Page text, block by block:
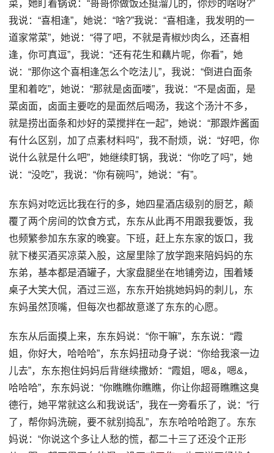
菜，她盯着锅说：“哥哥你做饭还挺溜儿的，你炒的啥呀?”
我说：“喜相逢”，她说：“啥?”我说：“喜相逢，我发明的一
道家常菜”，她说：“得了吧，不就是青椒炒肉么，还喜相
逢，你可真逗”，我说：“还有花生和藕片呢，你看”，她
说：“那你这个喜相逢怎么个吃法儿”，我说：“倒进白面条
里和着吃”，她说：“那就是卤面喽”，我说：“不是卤面，是
菜卤面，卤面主要吃的是面然后喝汤，我这个汤汁不多，
就是捞出面条和炒好的菜搅拌在一起”，她说：“那跟炸酱面
有什么区别，加了点素材料吗”，我不耐烦，说：“好吧，你
说什么就是什么吧”，她继续盯锅，我说：“你吃了吗”，她
说：“没吃”，我说：“你有碗吗”，她说：“有”。
东东妈对吃远比我在行的多，她四星酒店级别的厨艺，颠
覆了两个房间的饮食方式，东东从此再不用跟我要饭，我
也频繁参加东东家的晚宴。下班，赶上东东家的饭口，我
就下楼买酒买凉菜入股，这屋里除了放学跑来陪妈妈的东
东弟，基本都是酒罐子，大家盘腿坐在地铺旁边，围着矮
桌子大笑大侃，酒过三巡，东东开始挑她妈妈的刺儿，东
东妈虽然顶嘴，但每次也都故意遂了东东的心愿。
东东从后面摸上来，东东妈说：“你干嘛”，东东说：“霞
姐，你好大，哈哈哈”，东东妈扭动身子说：“你给我滚一边
儿去”，东东抱住妈妈后背继续撒娇：“霞姐，嗯&，嗯&，
哈哈哈”，东东妈说：“你瞧瞧你瞧瞧，你让你超哥瞧瞧这臭
德行，她平常就这么和我说话”，我在一旁看乐了，说：“行
了，帮你妈洗碗，要不就别捣乱”，东东哈哈哈跑了。东东
妈说：“你说这个多让人愁的慌，都二十三了还没个正形